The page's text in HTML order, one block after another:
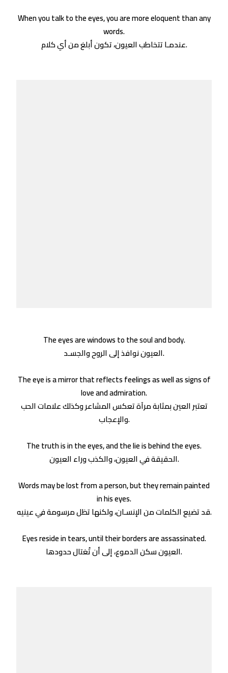
When you talk to the eyes, you are more eloquent than any
words.
عندمـا تتخاطب العيون، تكون أبلغ من أي كلام.
The eyes are windows to the soul and body.
العيون نوافذ إلى الروح والجسـد.
The eye is a mirror that reflects feelings as well as signs of
love and admiration.
تعتبر العين بمثابة مرآة تعكس المشاعر وكذلك علامات الحب
والإعجاب.
The truth is in the eyes, and the lie is behind the eyes.
الحقيقة في العيون، والكذب وراء العيون.
Words may be lost from a person, but they remain painted
in his eyes.
قد تضيع الكلمات من الإنسـان، ولكنها تظل مرسومة في عينيه.
Eyes reside in tears, until their borders are assassinated.
العيون سكن الدموع، إلى أن تُغتال حدودها.